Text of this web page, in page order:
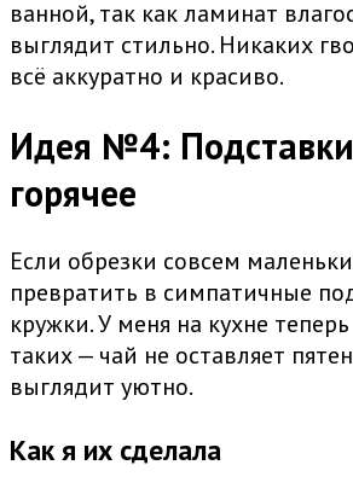
ванной, так как ламинат
выглядит стильно. Никаких
всё аккуратно и красиво.
Идея №4:
горячее
Если обрезки совсем
превратить в симпатичные
кружки. У меня на кухне
таких — чай не оставляет
выглядит уютно.
Как я их сделала